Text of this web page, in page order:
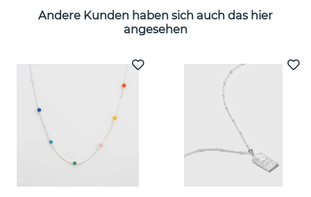
Andere Kunden haben sich auch das hier
angesehen